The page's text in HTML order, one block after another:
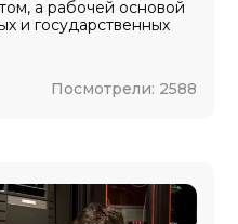
а рабочей основой
и государственных
Посмотрели: 2588